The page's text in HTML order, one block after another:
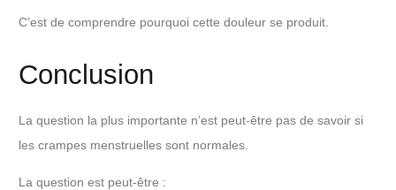
C’est de comprendre pourquoi cette douleur se produit.
Conclusion
La question la plus importante n’est peut-être pas de savoir si
les crampes menstruelles sont normales.
La question est peut-être :